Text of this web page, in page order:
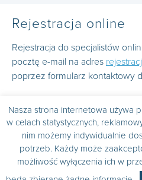
Nasza strona internetowa używa
w celach statystycznych,
nim możemy indywidualnie
potrzeb. Każdy może
możliwość wyłączenia ich w
Rejestracja online
Rejestracja do specjalistów
pocztę e-mail na adres
poprzez formularz kontaktowy